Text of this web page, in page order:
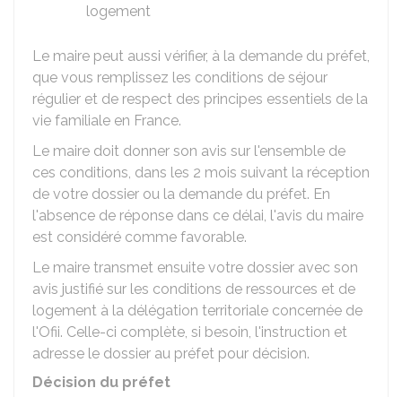
logement
Le maire peut aussi vérifier, à la demande du préfet,
que vous remplissez les conditions de séjour
régulier et de respect des principes essentiels de la
vie familiale en France.
Le maire doit donner son avis sur l'ensemble de
ces conditions, dans les 2 mois suivant la réception
de votre dossier ou la demande du préfet. En
l'absence de réponse dans ce délai, l'avis du maire
est considéré comme favorable.
Le maire transmet ensuite votre dossier avec son
avis justifié sur les conditions de ressources et de
logement à la délégation territoriale concernée de
l'Ofii. Celle-ci complète, si besoin, l'instruction et
adresse le dossier au préfet pour décision.
Décision du préfet